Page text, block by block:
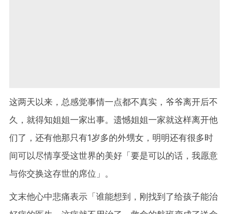
这两天以来，总感觉事情一点都不真实，爷爷离开后不
久，就得知姐姐一家出事。遗憾姐姐一家就这样离开他
们了，还有他那只有1岁多的外甥女，明明还有很多时
间可以尽情享受这世界的美好「要是可以的话，我愿意
与你交换这存世的席位」。
文末他心中悲痛表示「谁能想到，刚找到了给孩子能治